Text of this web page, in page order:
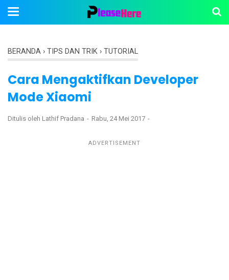
BERANDA › TIPS DAN TRIK › TUTORIAL
Cara Mengaktifkan Developer
Mode Xiaomi
Ditulis oleh Lathif Pradana Rabu, 24 Mei 2017
ADVERTISEMENT